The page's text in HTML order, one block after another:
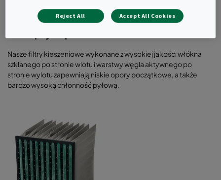
przeciwpyłowa przy równoczesnej
Nasze filtry kieszeniowe wykonane z wysokiej jakości włókna
szklanego po stronie wlotu i warstwy węgla aktywnego po
stronie wylotu zapewniają niskie opory początkowe, a także
bardzo wysoką chłonność pyłową.
Reject All Accept All Cookies